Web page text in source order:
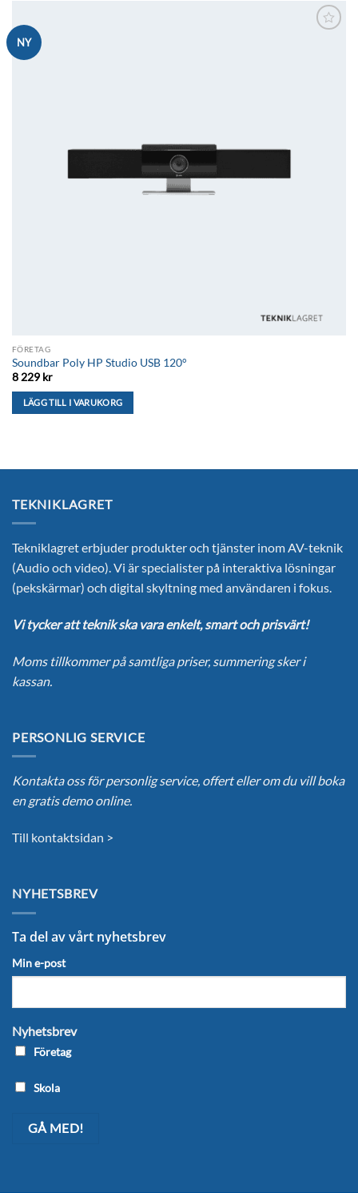
NY
FÖRETAG
Soundbar Poly HP Studio USB 120°
8 229 kr
LÄGG TILL I VARUKORG
TEKNIKLAGRET
Tekniklagret erbjuder produkter och tjänster inom AV-teknik
(Audio och video). Vi är specialister på interaktiva lösningar
(pekskärmar) och digital skyltning med användaren i fokus.
Vi tycker att teknik ska vara enkelt, smart och prisvärt!
Moms tillkommer på samtliga priser, summering sker i
kassan.
PERSONLIG SERVICE
Kontakta oss för personlig service, offert eller om du vill boka
en gratis demo online.
Till kontaktsidan >
NYHETSBREV
Ta del av vårt nyhetsbrev
Min e-post
Nyhetsbrev
Företag
Skola